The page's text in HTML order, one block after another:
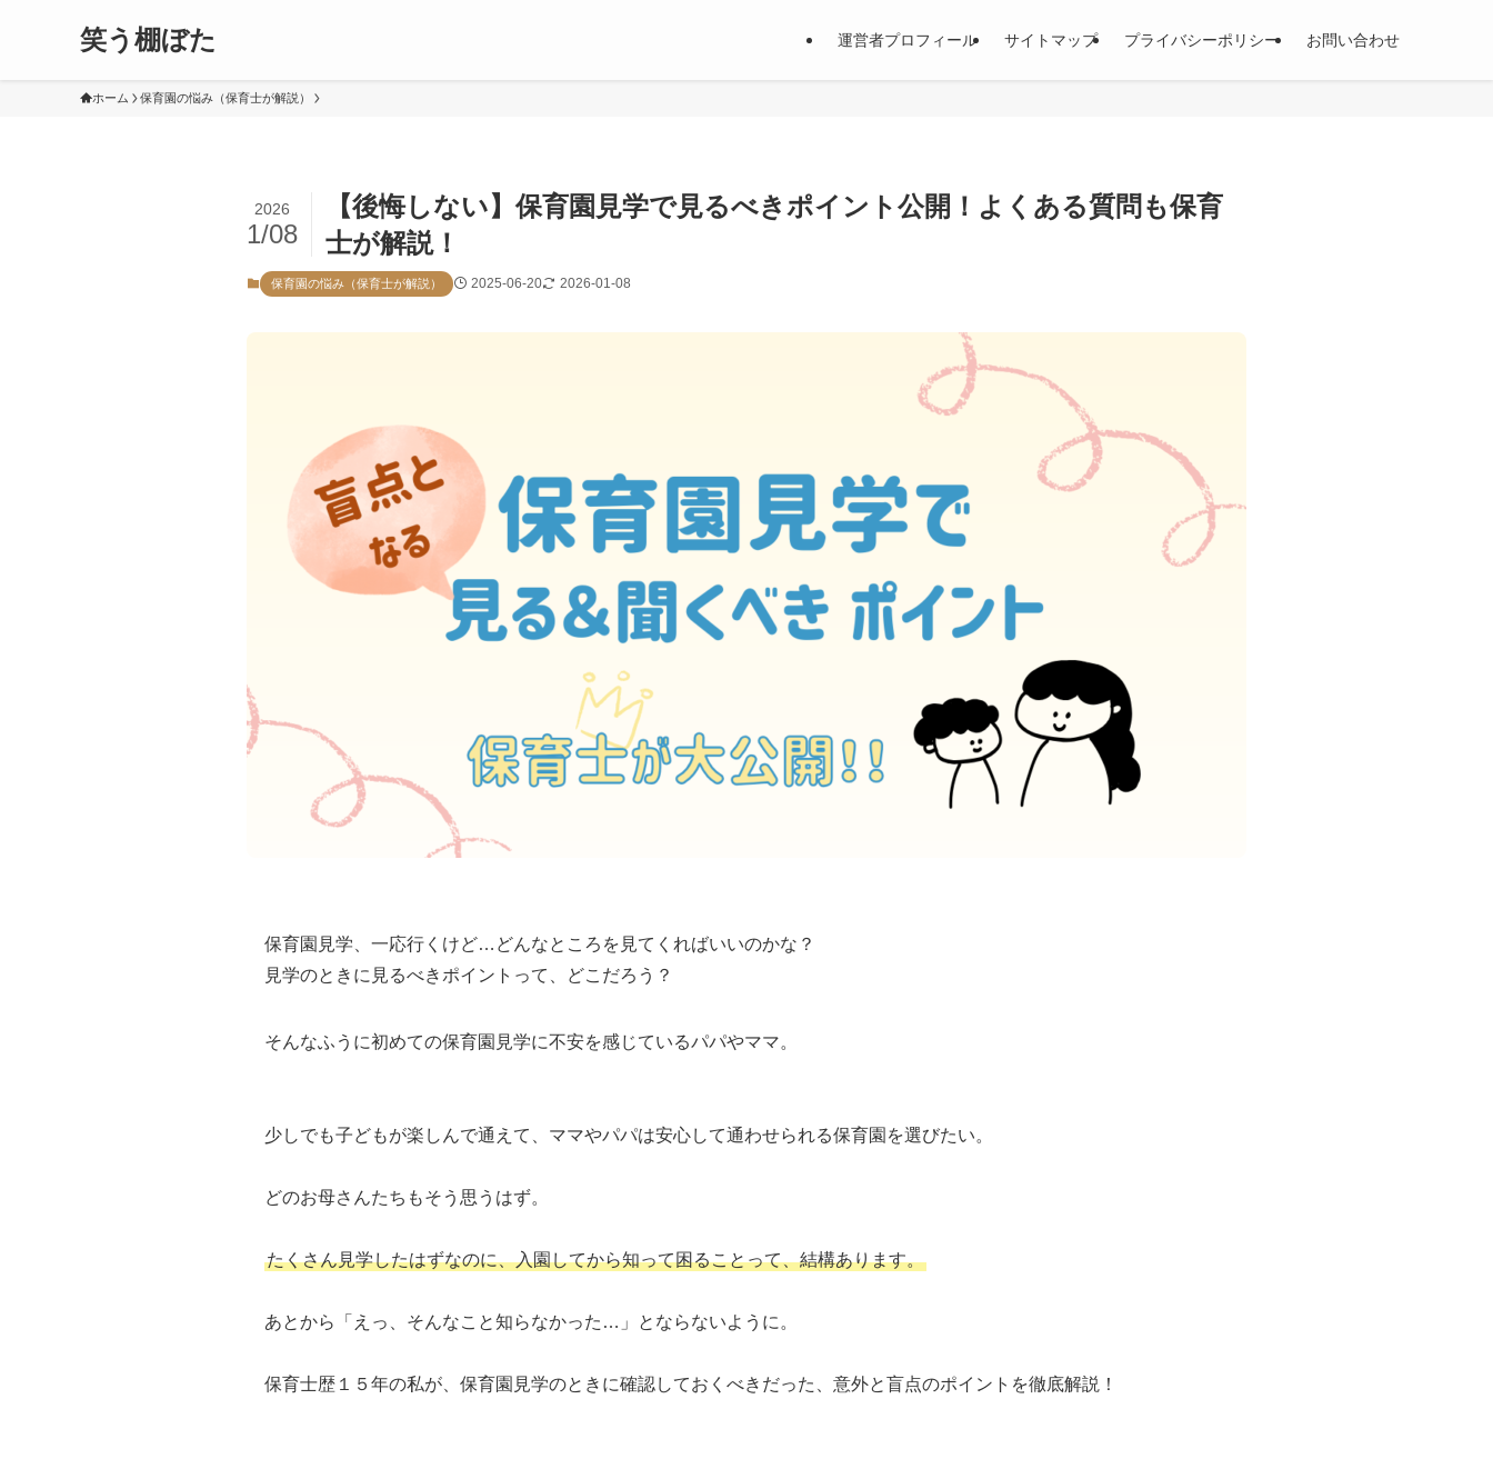
笑う棚ぼた 運営者プロフィール サイトマップ プライバシーポリシー お問い合わせ
ホーム 保育園の悩み（保育士が解説）
【後悔しない】保育園見学で見るべきポイント公開！よくある質問も保育
士が解説！
2026
1/08
保育園の悩み（保育士が解説） 2025-06-20 2026-01-08
保育園見学、一応行くけど…どんなところを見てくればいいのかな？
見学のときに見るべきポイントって、どこだろう？
そんなふうに初めての保育園見学に不安を感じているパパやママ。
少しでも子どもが楽しんで通えて、ママやパパは安心して通わせられる保育園を選びたい。
どのお母さんたちもそう思うはず。
たくさん見学したはずなのに、入園してから知って困ることって、結構あります。
あとから「えっ、そんなこと知らなかった…」とならないように。
保育士歴１５年の私が、保育園見学のときに確認しておくべきだった、意外と盲点のポイントを徹底解説！